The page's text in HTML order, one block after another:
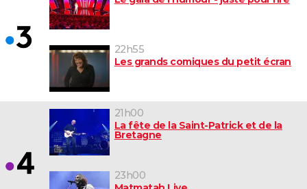
22h55
Les grands comiques du petit écran
21h00
La fête de la Saint-Patrick et de la
Bretagne
23h00